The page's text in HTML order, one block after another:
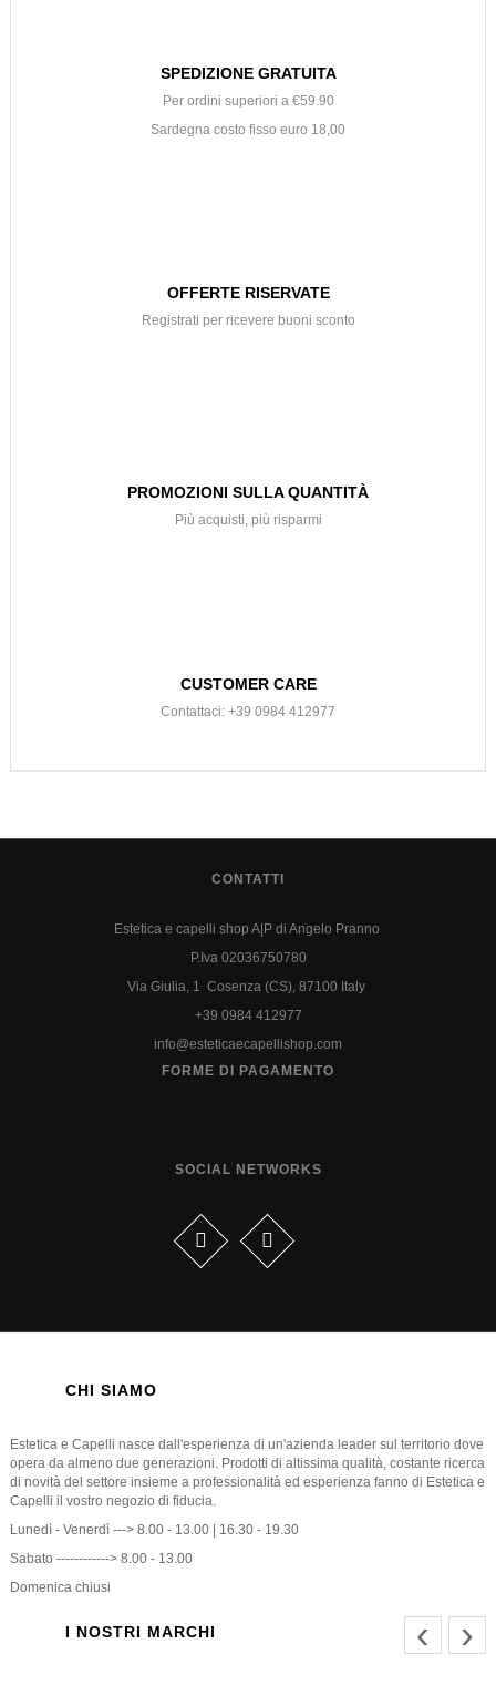
SPEDIZIONE GRATUITA
Per ordini superiori a €59.90
Sardegna costo fisso euro 18,00
OFFERTE RISERVATE
Registrati per ricevere buoni sconto
PROMOZIONI SULLA QUANTITÀ
Più acquisti, più risparmi
CUSTOMER CARE
Contattaci: +39 0984 412977
CONTATTI
Estetica e capelli shop A|P di Angelo Pranno
P.Iva 02036750780
Via Giulia, 1 Cosenza (CS), 87100 Italy
+39 0984 412977
info@esteticaecapellishop.com
FORME DI PAGAMENTO
SOCIAL NETWORKS
CHI SIAMO
Estetica e Capelli nasce dall'esperienza di un'azienda leader sul territorio dove
opera da almeno due generazioni. Prodotti di altissima qualità, costante ricerca
di novità del settore insieme a professionalità ed esperienza fanno di Estetica e
Capelli il vostro negozio di fiducia.
Lunedì - Venerdì ---> 8.00 - 13.00 | 16.30 - 19.30
Sabato ------------> 8.00 - 13.00
Domenica chiusi
I NOSTRI MARCHI ‹ ›